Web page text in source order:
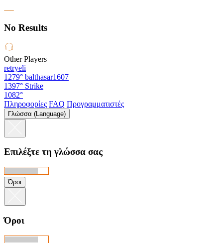
No Results
Other Players
retryeli
1279° balthasar1607
1397° Strike
1082°
Πληροφορίες FAQ Προγραμματιστές
Γλώσσα (Language)
Επιλέξτε τη γλώσσα σας
Όροι
Όροι